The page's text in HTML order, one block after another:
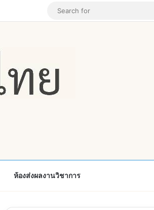
Instagram
Random Article
ห้องส่งผลงานวิชาการ